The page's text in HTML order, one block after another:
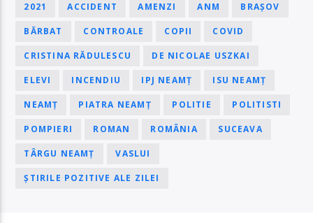
2021 ACCIDENT AMENZI ANM BRAȘOV
BĂRBAT CONTROALE COPII COVID
CRISTINA RĂDULESCU DE NICOLAE USZKAI
ELEVI INCENDIU IPJ NEAMȚ ISU NEAMȚ
NEAMȚ PIATRA NEAMȚ POLITIE POLITISTI
POMPIERI ROMAN ROMÂNIA SUCEAVA
TÂRGU NEAMȚ VASLUI
ȘTIRILE POZITIVE ALE ZILEI